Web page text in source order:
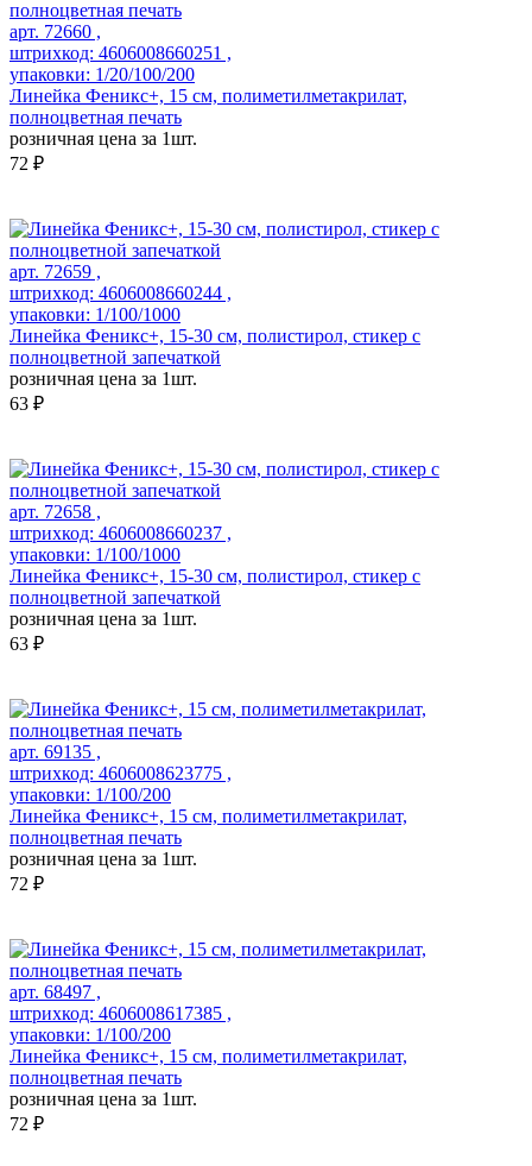
арт. 72660 ,
штрихкод: 4606008660251 ,
упаковки: 1/20/100/200
Линейка Феникс+, 15 см, полиметилметакрилат,
полноцветная печать
розничная цена за 1шт.
72 ₽
арт. 72659 ,
штрихкод: 4606008660244 ,
упаковки: 1/100/1000
Линейка Феникс+, 15-30 см, полистирол, стикер с
полноцветной запечаткой
розничная цена за 1шт.
63 ₽
арт. 72658 ,
штрихкод: 4606008660237 ,
упаковки: 1/100/1000
Линейка Феникс+, 15-30 см, полистирол, стикер с
полноцветной запечаткой
розничная цена за 1шт.
63 ₽
арт. 69135 ,
штрихкод: 4606008623775 ,
упаковки: 1/100/200
Линейка Феникс+, 15 см, полиметилметакрилат,
полноцветная печать
розничная цена за 1шт.
72 ₽
арт. 68497 ,
штрихкод: 4606008617385 ,
упаковки: 1/100/200
Линейка Феникс+, 15 см, полиметилметакрилат,
полноцветная печать
розничная цена за 1шт.
72 ₽